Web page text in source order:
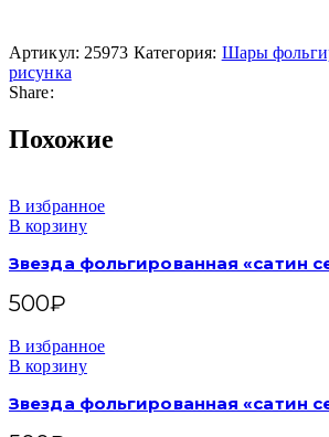
Артикул: 25973 Категория: Шары
рисунка
Share:
Похожие
В избранное
В корзину
Звезда фольгированная «сатин
500₽
В избранное
В корзину
Звезда фольгированная «сатин